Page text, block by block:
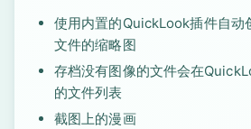
使用内置的QuickLook插件自动
文件的缩略图
存档没有图像的文件会在
的文件列表
截图上的漫画